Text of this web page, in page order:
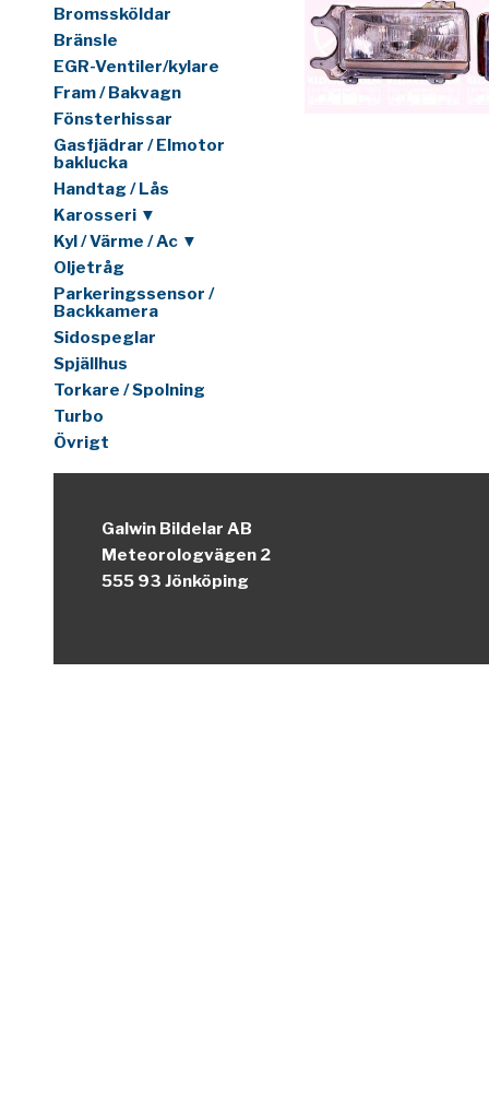
Bromssköldar
Bränsle
EGR-Ventiler/kylare
Fram / Bakvagn
Fönsterhissar
Gasfjädrar / Elmotor
baklucka
Handtag / Lås
Karosseri ▼
Kyl / Värme / Ac ▼
Oljetråg
Parkeringssensor /
Backkamera
Sidospeglar
Spjällhus
Torkare / Spolning
Turbo
Övrigt
Galwin Bildelar AB
Meteorologvägen 2
555 93 Jönköping